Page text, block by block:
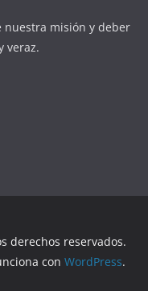
nuestra misión y deber
veraz.
derechos reservados.
con WordPress.